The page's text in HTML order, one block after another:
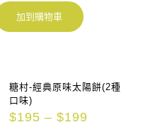
加到購物車
糖村-經典原味太陽餅(2種
口味)
$195 – $199